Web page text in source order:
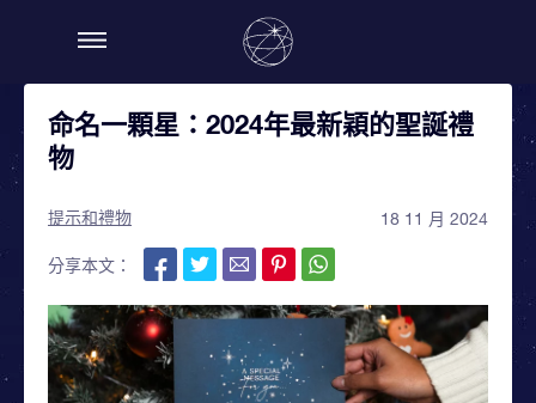
命名一顆星：2024年最新穎的聖誕禮
物
提示和禮物 18 11 月 2024
分享本文：